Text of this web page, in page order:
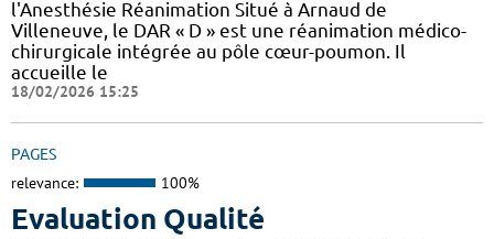
l'Anesthésie Réanimation Situé à Arnaud de
Villeneuve, le DAR « D » est une réanimation médico-
chirurgicale intégrée au pôle cœur-poumon. Il
accueille le
18/02/2026 15:25
PAGES
relevance: 100%
Evaluation Qualité